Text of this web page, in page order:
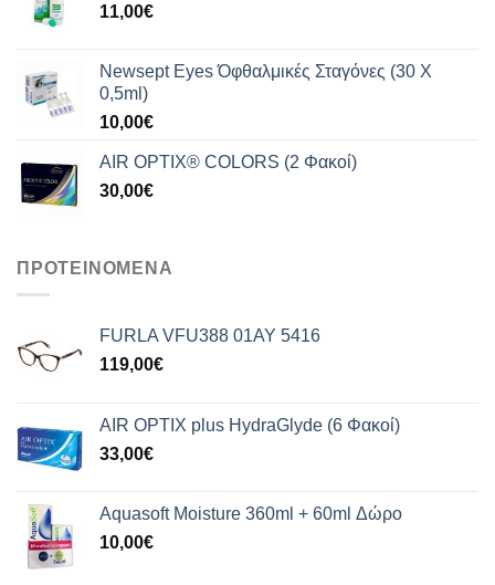
11,00€
Newsept Eyes Όφθαλμικές Σταγόνες (30 Χ
0,5ml)
10,00€
AIR OPTIX® COLORS (2 Φακοί)
30,00€
ΠΡΟΤΕΙΝΟΜΕΝΑ
FURLA VFU388 01AY 5416
119,00€
AIR OPTIX plus HydraGlyde (6 Φακοί)
33,00€
Aquasoft Moisture 360ml + 60ml Δώρο
10,00€